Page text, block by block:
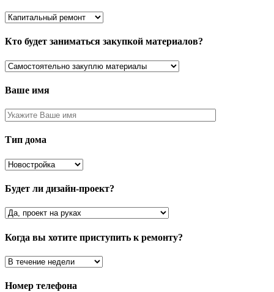
Кто будет заниматься закупкой материалов?
Ваше имя
Тип дома
Будет ли дизайн-проект?
Когда вы хотите приступить к ремонту?
Номер телефона